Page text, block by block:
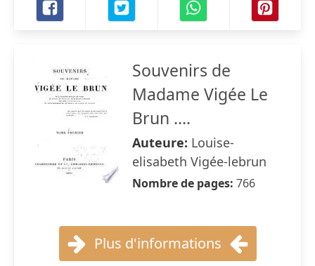
Souvenirs de
Madame Vigée Le
Brun ....
Auteure: Louise-
elisabeth Vigée-lebrun
Nombre de pages: 766
Plus d'informations